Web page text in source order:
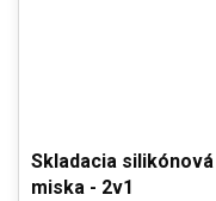
Skladacia silikónová
miska - 2v1